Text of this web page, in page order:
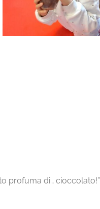
profuma di… cioccolato!”